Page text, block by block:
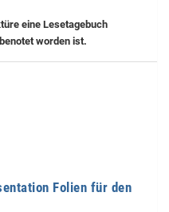
eine Lesetagebuch
worden ist.
Folien für den